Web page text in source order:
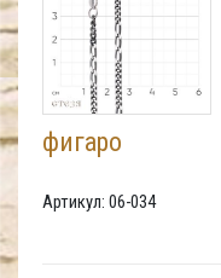
фигаро
Артикул: 06-034